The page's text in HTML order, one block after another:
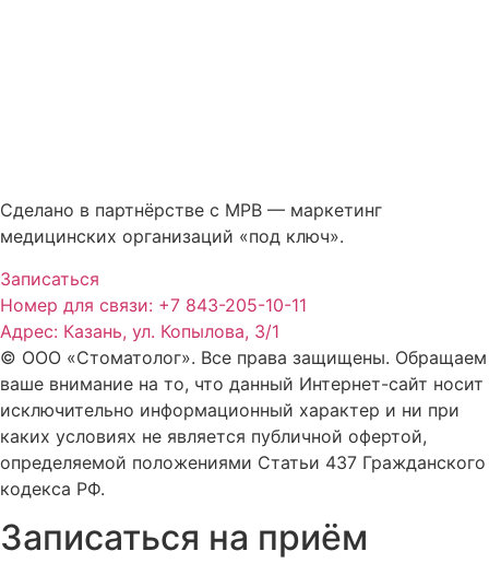
Сделано в партнёрстве с MPB — маркетинг
медицинских организаций «под ключ».
Записаться
Номер для связи: +7 843-205-10-11
Адрес: Казань, ул. Копылова, 3/1
© ООО «Стоматолог». Все права защищены. Обращаем
ваше внимание на то, что данный Интернет-сайт носит
исключительно информационный характер и ни при
каких условиях не является публичной офертой,
определяемой положениями Статьи 437 Гражданского
кодекса РФ.
Записаться на приём